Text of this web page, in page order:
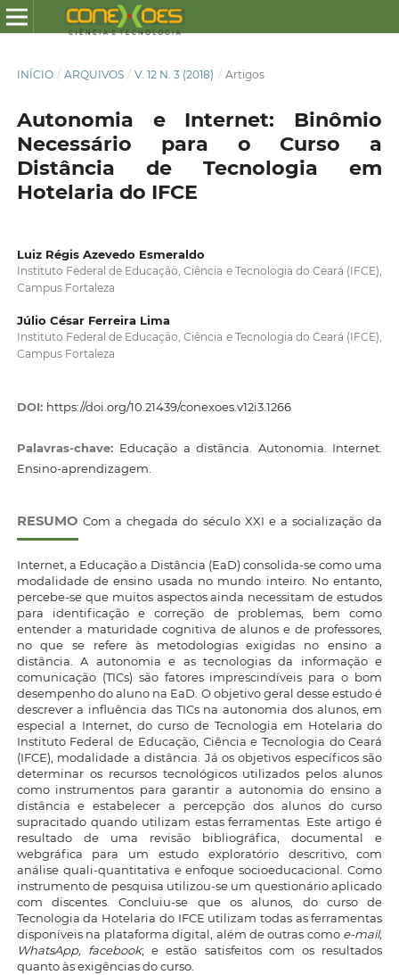
INÍCIO / ARQUIVOS / V. 12 N. 3 (2018) / Artigos
Autonomia e Internet: Binômio
Necessário para o Curso a
Distância de Tecnologia em
Hotelaria do IFCE
Luiz Régis Azevedo Esmeraldo
Instituto Federal de Educação, Ciência e Tecnologia do Ceará (IFCE),
Campus Fortaleza
Júlio César Ferreira Lima
Instituto Federal de Educação, Ciência e Tecnologia do Ceará (IFCE),
Campus Fortaleza
DOI: https://doi.org/10.21439/conexoes.v12i3.1266
Palavras-chave: Educação a distância. Autonomia. Internet.
Ensino-aprendizagem.
RESUMO Com a chegada do século XXI e a socialização da
Internet, a Educação a Distância (EaD) consolida-se como uma
modalidade de ensino usada no mundo inteiro. No entanto,
percebe-se que muitos aspectos ainda necessitam de estudos
para identificação e correção de problemas, bem como
entender a maturidade cognitiva de alunos e de professores,
no que se refere às metodologias exigidas no ensino a
distância. A autonomia e as tecnologias da informação e
comunicação (TICs) são fatores imprescindíveis para o bom
desempenho do aluno na EaD. O objetivo geral desse estudo é
descrever a influência das TICs na autonomia dos alunos, em
especial a Internet, do curso de Tecnologia em Hotelaria do
Instituto Federal de Educação, Ciência e Tecnologia do Ceará
(IFCE), modalidade a distância. Já os objetivos específicos são
determinar os recursos tecnológicos utilizados pelos alunos
como instrumentos para garantir a autonomia do ensino a
distância e estabelecer a percepção dos alunos do curso
supracitado quando utilizam estas ferramentas. Este artigo é
resultado de uma revisão bibliográfica, documental e
webgráfica para um estudo exploratório descritivo, com
análise quali-quantitativa e enfoque socioeducacional. Como
instrumento de pesquisa utilizou-se um questionário aplicado
com discentes. Concluiu-se que os alunos, do curso de
Tecnologia da Hotelaria do IFCE utilizam todas as ferramentas
disponíveis na plataforma digital, além de outras como e-mail,
WhatsApp, facebook; e estão satisfeitos com os resultados
quanto às exigências do curso.